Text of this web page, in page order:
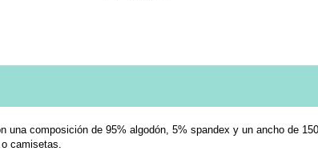
una composición de 95% algodón, 5% spandex y un ancho de
camisetas.